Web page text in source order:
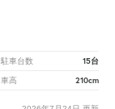
駐車台数 15台
車高 210cm